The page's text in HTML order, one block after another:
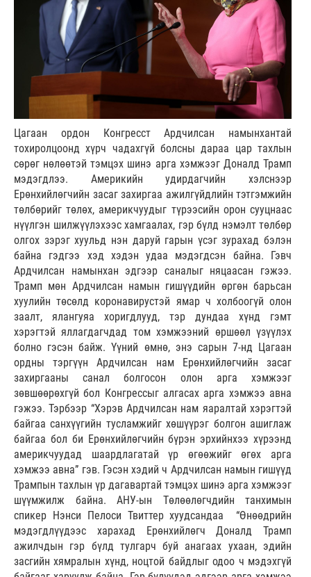
Цагаан ордон Конгресст Ардчилсан намынхантай
тохиролцоонд хүрч чадахгүй болсны дараа цар тахлын
сөрөг нөлөөтэй тэмцэх шинэ арга хэмжээг Доналд Трамп
мэдэгдлээ. Америкийн удирдагчийн хэлснээр
Ерөнхийлөгчийн засаг захиргаа ажилгүйдлийн тэтгэмжийн
төлбөрийг төлөх, америкчуудыг түрээсийн орон сууцнаас
нүүлгэн шилжүүлэхээс хамгаалах, гэр бүлд нэмэлт төлбөр
олгох зэрэг хуульд нэн даруй гарын үсэг зурахад бэлэн
байна гэдгээ хэд хэдэн удаа мэдэгдсэн байна. Гэвч
Ардчилсан намынхан эдгээр саналыг няцаасан гэжээ.
Трамп мөн Ардчилсан намын гишүүдийн өргөн барьсан
хуулийн төсөлд коронавирустэй ямар ч холбоогүй олон
заалт, ялангуяа хоригдлууд, тэр дундаа хүнд гэмт
хэрэгтэй яллагдагчдад том хэмжээний өршөөл үзүүлэх
болно гэсэн байж. Үүний өмнө, энэ сарын 7-нд Цагаан
ордны тэргүүн Ардчилсан нам Ерөнхийлөгчийн засаг
захиргааны санал болгосон олон арга хэмжээг
зөвшөөрөхгүй бол Конгрессыг алгасах арга хэмжээ авна
гэжээ. Тэрбээр “Хэрэв Ардчилсан нам яаралтай хэрэгтэй
байгаа санхүүгийн тусламжийг хөшүүрэг болгон ашиглаж
байгаа бол би Ерөнхийлөгчийн бүрэн эрхийнхээ хүрээнд
америкчуудад шаардлагатай үр өгөөжийг өгөх арга
хэмжээ авна” гэв. Гэсэн хэдий ч Ардчилсан намын гишүүд
Трампын тахлын үр дагавартай тэмцэх шинэ арга хэмжээг
шүүмжилж байна. АНУ-ын Төлөөлөгчдийн танхимын
спикер Нэнси Пелоси Твиттер хуудсандаа “Өнөөдрийн
мэдэгдлүүдээс харахад Ерөнхийлөгч Доналд Трамп
ажилчдын гэр бүлд тулгарч буй анагаах ухаан, эдийн
засгийн хямралын хүнд, ноцтой байдлыг одоо ч мэдэхгүй